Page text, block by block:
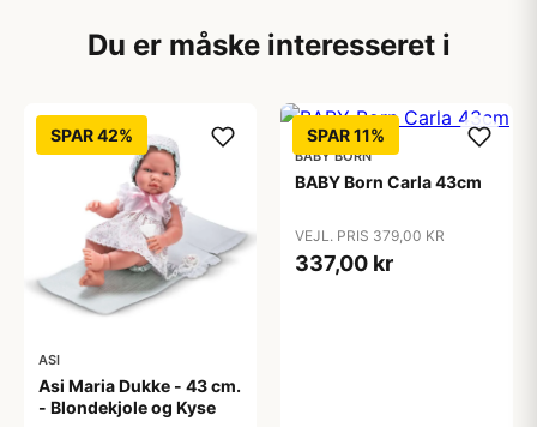
Du er måske interesseret i
SPAR 42%
ASI
Asi Maria Dukke - 43 cm.
- Blondekjole og Kyse
SPAR 11%
BABY BORN
BABY Born Carla 43cm
VEJL. PRIS 379,00 KR
337,00 kr